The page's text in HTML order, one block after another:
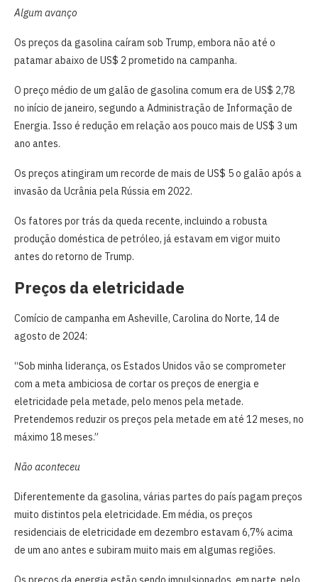
Algum avanço
Os preços da gasolina caíram sob Trump, embora não até o
patamar abaixo de US$ 2 prometido na campanha.
O preço médio de um galão de gasolina comum era de US$ 2,78
no início de janeiro, segundo a Administração de Informação de
Energia. Isso é redução em relação aos pouco mais de US$ 3 um
ano antes.
Os preços atingiram um recorde de mais de US$ 5 o galão após a
invasão da Ucrânia pela Rússia em 2022.
Os fatores por trás da queda recente, incluindo a robusta
produção doméstica de petróleo, já estavam em vigor muito
antes do retorno de Trump.
Preços da eletricidade
Comício de campanha em Asheville, Carolina do Norte, 14 de
agosto de 2024:
“Sob minha liderança, os Estados Unidos vão se comprometer
com a meta ambiciosa de cortar os preços de energia e
eletricidade pela metade, pelo menos pela metade.
Pretendemos reduzir os preços pela metade em até 12 meses, no
máximo 18 meses.”
Não aconteceu
Diferentemente da gasolina, várias partes do país pagam preços
muito distintos pela eletricidade. Em média, os preços
residenciais de eletricidade em dezembro estavam 6,7% acima
de um ano antes e subiram muito mais em algumas regiões.